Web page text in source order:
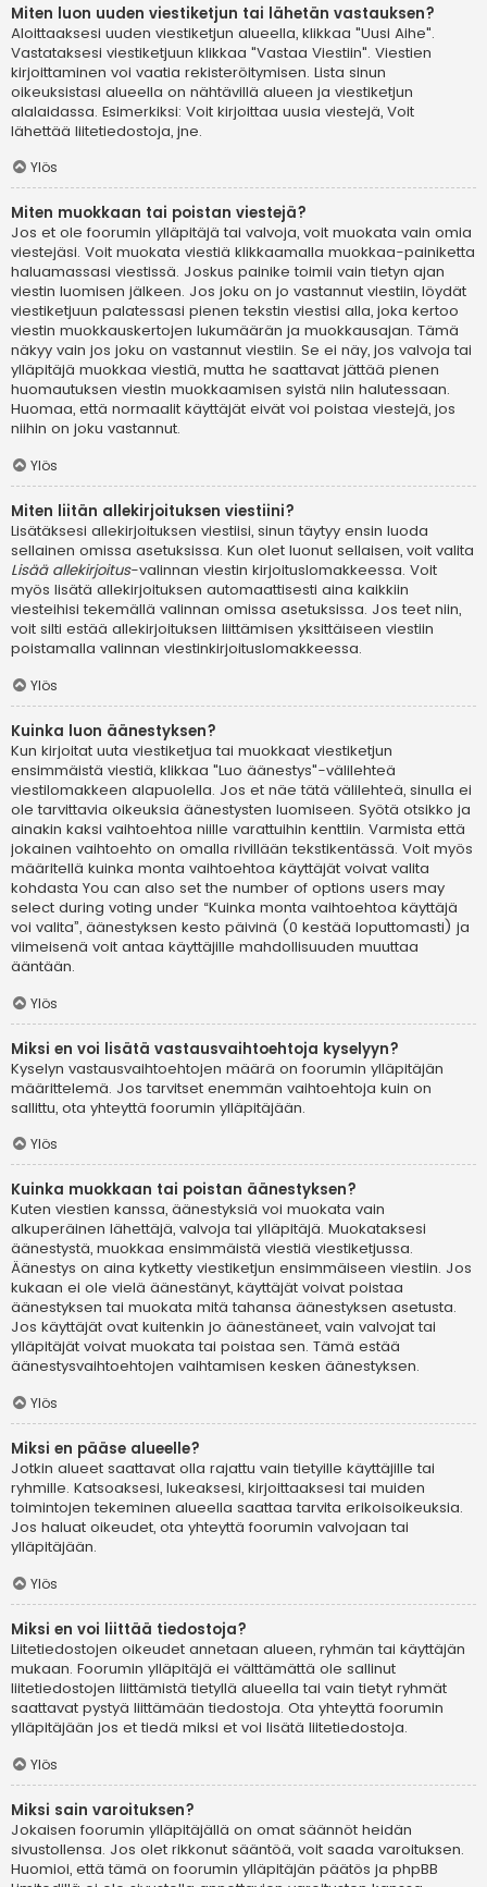
Miten luon uuden viestiketjun tai lähetän vastauksen?
Aloittaaksesi uuden viestiketjun alueella, klikkaa "Uusi Aihe".
Vastataksesi viestiketjuun klikkaa "Vastaa Viestiin". Viestien
kirjoittaminen voi vaatia rekisteröitymisen. Lista sinun
oikeuksistasi alueella on nähtävillä alueen ja viestiketjun
alalaidassa. Esimerkiksi: Voit kirjoittaa uusia viestejä, Voit
lähettää liitetiedostoja, jne.
Ylös
Miten muokkaan tai poistan viestejä?
Jos et ole foorumin ylläpitäjä tai valvoja, voit muokata vain omia
viestejäsi. Voit muokata viestiä klikkaamalla muokkaa-painiketta
haluamassasi viestissä. Joskus painike toimii vain tietyn ajan
viestin luomisen jälkeen. Jos joku on jo vastannut viestiin, löydät
viestiketjuun palatessasi pienen tekstin viestisi alla, joka kertoo
viestin muokkauskertojen lukumäärän ja muokkausajan. Tämä
näkyy vain jos joku on vastannut viestiin. Se ei näy, jos valvoja tai
ylläpitäjä muokkaa viestiä, mutta he saattavat jättää pienen
huomautuksen viestin muokkaamisen syistä niin halutessaan.
Huomaa, että normaalit käyttäjät eivät voi poistaa viestejä, jos
niihin on joku vastannut.
Ylös
Miten liitän allekirjoituksen viestiini?
Lisätäksesi allekirjoituksen viestiisi, sinun täytyy ensin luoda
sellainen omissa asetuksissa. Kun olet luonut sellaisen, voit valita
Lisää allekirjoitus-valinnan viestin kirjoituslomakkeessa. Voit
myös lisätä allekirjoituksen automaattisesti aina kaikkiin
viesteihisi tekemällä valinnan omissa asetuksissa. Jos teet niin,
voit silti estää allekirjoituksen liittämisen yksittäiseen viestiin
poistamalla valinnan viestinkirjoituslomakkeessa.
Ylös
Kuinka luon äänestyksen?
Kun kirjoitat uuta viestiketjua tai muokkaat viestiketjun
ensimmäistä viestiä, klikkaa "Luo äänestys"-välilehteä
viestilomakkeen alapuolella. Jos et näe tätä välilehteä, sinulla ei
ole tarvittavia oikeuksia äänestysten luomiseen. Syötä otsikko ja
ainakin kaksi vaihtoehtoa niille varattuihin kenttiin. Varmista että
jokainen vaihtoehto on omalla rivillään tekstikentässä. Voit myös
määritellä kuinka monta vaihtoehtoa käyttäjät voivat valita
kohdasta You can also set the number of options users may
select during voting under “Kuinka monta vaihtoehtoa käyttäjä
voi valita”, äänestyksen kesto päivinä (0 kestää loputtomasti) ja
viimeisenä voit antaa käyttäjille mahdollisuuden muuttaa
ääntään.
Ylös
Miksi en voi lisätä vastausvaihtoehtoja kyselyyn?
Kyselyn vastausvaihtoehtojen määrä on foorumin ylläpitäjän
määrittelemä. Jos tarvitset enemmän vaihtoehtoja kuin on
sallittu, ota yhteyttä foorumin ylläpitäjään.
Ylös
Kuinka muokkaan tai poistan äänestyksen?
Kuten viestien kanssa, äänestyksiä voi muokata vain
alkuperäinen lähettäjä, valvoja tai ylläpitäjä. Muokataksesi
äänestystä, muokkaa ensimmäistä viestiä viestiketjussa.
Äänestys on aina kytketty viestiketjun ensimmäiseen viestiin. Jos
kukaan ei ole vielä äänestänyt, käyttäjät voivat poistaa
äänestyksen tai muokata mitä tahansa äänestyksen asetusta.
Jos käyttäjät ovat kuitenkin jo äänestäneet, vain valvojat tai
ylläpitäjät voivat muokata tai poistaa sen. Tämä estää
äänestysvaihtoehtojen vaihtamisen kesken äänestyksen.
Ylös
Miksi en pääse alueelle?
Jotkin alueet saattavat olla rajattu vain tietyille käyttäjille tai
ryhmille. Katsoaksesi, lukeaksesi, kirjoittaaksesi tai muiden
toimintojen tekeminen alueella saattaa tarvita erikoisoikeuksia.
Jos haluat oikeudet, ota yhteyttä foorumin valvojaan tai
ylläpitäjään.
Ylös
Miksi en voi liittää tiedostoja?
Liitetiedostojen oikeudet annetaan alueen, ryhmän tai käyttäjän
mukaan. Foorumin ylläpitäjä ei välttämättä ole sallinut
liitetiedostojen liittämistä tietyllä alueella tai vain tietyt ryhmät
saattavat pystyä liittämään tiedostoja. Ota yhteyttä foorumin
ylläpitäjään jos et tiedä miksi et voi lisätä liitetiedostoja.
Ylös
Miksi sain varoituksen?
Jokaisen foorumin ylläpitäjällä on omat säännöt heidän
sivustollensa. Jos olet rikkonut sääntöä, voit saada varoituksen.
Huomioi, että tämä on foorumin ylläpitäjän päätös ja phpBB